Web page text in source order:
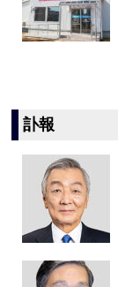
訃報